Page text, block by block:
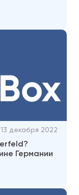
13 декабря 2022
Германии